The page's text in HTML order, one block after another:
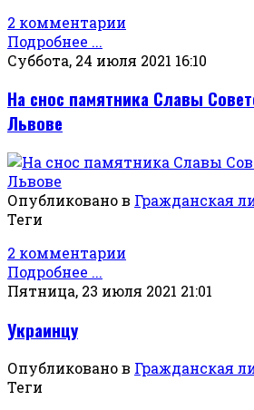
2 комментарии
Подробнее ...
Суббота, 24 июля 2021 16:10
На снос памятника Славы
Львове
Опубликовано в Гражданская
Теги
2 комментарии
Подробнее ...
Пятница, 23 июля 2021 21:01
Украинцу
Опубликовано в Гражданская
Теги